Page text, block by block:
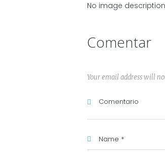
No image description
Comentar
Your email address will